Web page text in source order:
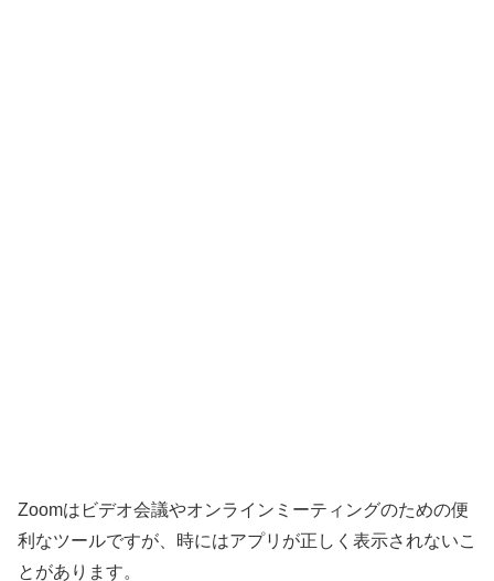
Zoomはビデオ会議やオンラインミーティングのための便
利なツールですが、時にはアプリが正しく表示されないこ
とがあります。